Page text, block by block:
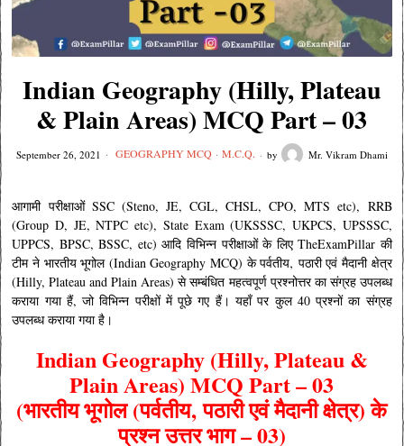
Indian Geography (Hilly, Plateau
& Plain Areas) MCQ Part – 03
September 26, 2021 GEOGRAPHY MCQ · M.C.Q. by Mr. Vikram Dhami
आगामी परीक्षाओं SSC (Steno, JE, CGL, CHSL, CPO, MTS etc), RRB
(Group D, JE, NTPC etc), State Exam (UKSSSC, UKPCS, UPSSSC,
UPPCS, BPSC, BSSC, etc) आदि विभिन्न परीक्षाओं के लिए TheExamPillar की
टीम ने भारतीय भूगोल (Indian Geography MCQ) के पर्वतीय‚ पठारी एवं मैदानी क्षेत्र
(Hilly, Plateau and Plain Areas) से सम्बंधित महत्वपूर्ण प्रश्नोत्तर का संग्रह उपलब्ध
कराया गया हैं, जो विभिन्न परीक्षों में पूछे गए हैं। यहाँ पर कुल 40 प्रश्नों का संग्रह
उपलब्ध कराया गया है।
Indian Geography (Hilly, Plateau &
Plain Areas) MCQ Part – 03
(भारतीय भूगोल (पर्वतीय‚ पठारी एवं मैदानी क्षेत्र) के
प्रश्न उत्तर भाग – 03)